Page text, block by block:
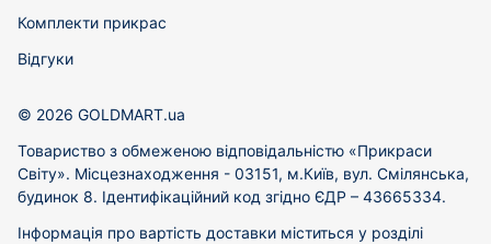
Комплекти прикрас
Відгуки
© 2026 GOLDMART.ua
Товариство з обмеженою відповідальністю «Прикраси
Світу». Місцезнаходження - 03151, м.Київ, вул. Смілянська,
будинок 8. Ідентифікаційний код згідно ЄДР – 43665334.
Інформація про вартість доставки міститься у розділі